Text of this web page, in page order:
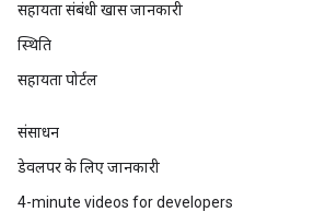
सहायता संबंधी खास जानकारी
स्थिति
सहायता पोर्टल
संसाधन
डेवलपर के लिए जानकारी
4-minute videos for developers